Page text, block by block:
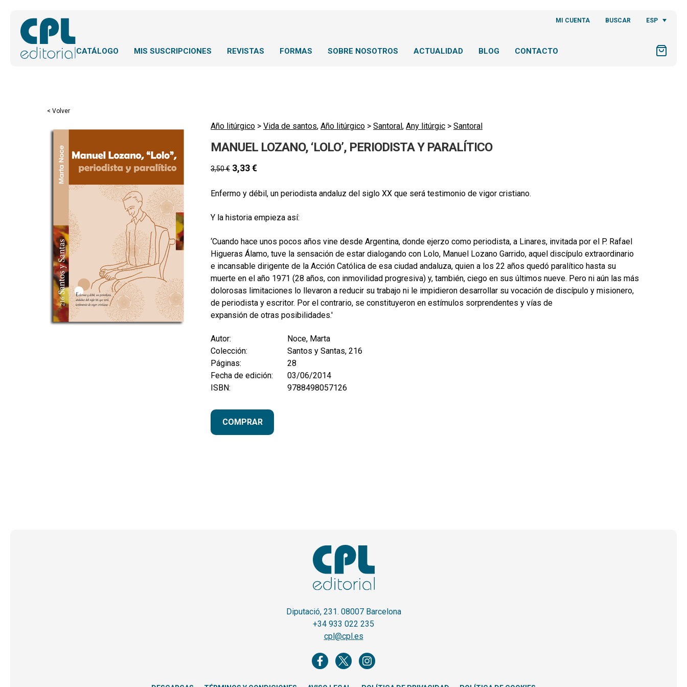
MI CUENTA BUSCAR ESP
CATÁLOGO MIS SUSCRIPCIONES REVISTAS FORMAS SOBRE NOSOTROS ACTUALIDAD BLOG CONTACTO
< Volver
Año litúrgico > Vida de santos, Año litúrgico > Santoral, Any litúrgic > Santoral
MANUEL LOZANO, ‘LOLO’, PERIODISTA Y PARALÍTICO
3,50€ 3,33€
Enfermo y débil, un periodista andaluz del siglo XX que será testimonio de vigor cristiano.
Y la historia empieza así:
‘Cuando hace unos pocos años vine desde Argentina, donde ejerzo como periodista, a Linares, invitada por el P. Rafael
Higueras Álamo, tuve la sensación de estar dialogando con Lolo, Manuel Lozano Garrido, aquel discípulo extraordinario
e incansable dirigente de la Acción Católica de esa ciudad andaluza, quien a los 22 años quedó paralítico hasta su
muerte en el año 1971 (28 años, con inmovilidad progresiva) y, también, ciego en sus últimos nueve. Pero ni aún las más
dolorosas limitaciones lo llevaron a reducir su trabajo ni le impidieron desarrollar su vocación de discípulo y misionero,
de periodista y escritor. Por el contrario, se constituyeron en estímulos sorprendentes y vías de
expansión de otras posibilidades.'
Autor:
Noce, Marta
Colección:
Santos y Santas, 216
Páginas:
28
Fecha de edición:
03/06/2014
ISBN:
9788498057126
COMPRAR
Diputació, 231. 08007 Barcelona
+34 933 022 235
cpl@cpl.es